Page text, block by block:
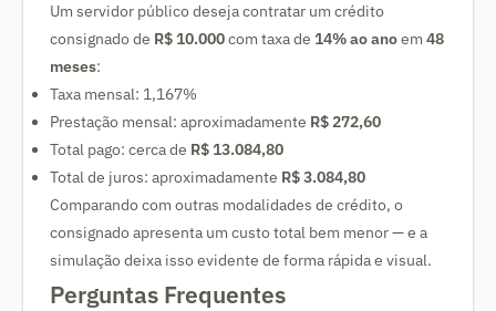
Um servidor público deseja contratar um crédito
consignado de R$ 10.000com taxa de 14% ao anoem 48
meses:
Taxa mensal: 1,167%
Prestação mensal: aproximadamente R$ 272,60
Total pago: cerca de R$ 13.084,80
Total de juros: aproximadamente R$ 3.084,80
Comparando com outras modalidades de crédito, o
consignado apresenta um custo total bem menor — e a
simulação deixa isso evidente de forma rápida e visual.
Perguntas Frequentes